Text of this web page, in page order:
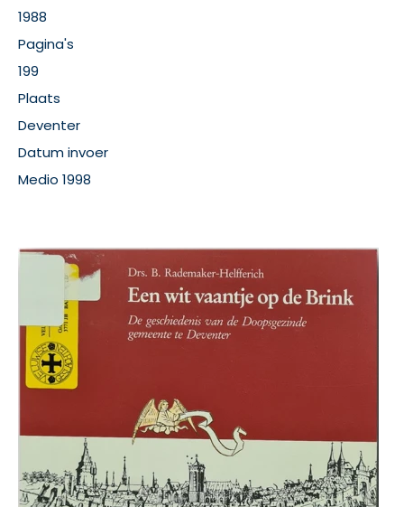
1988
Pagina's
199
Plaats
Deventer
Datum invoer
Medio 1998